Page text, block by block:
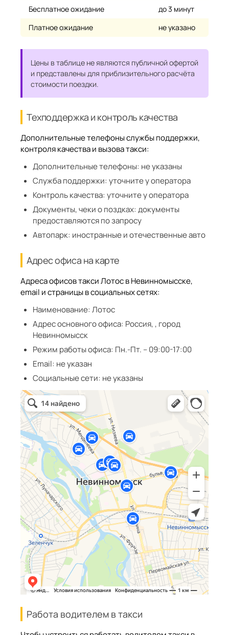
Бесплатное ожидание
до 3 минут
Платное ожидание
не указано
Цены в таблице не являются публичной офертой
и представлены для приблизительного расчёта
стоимости поездки.
Техподдержка и контроль качества
Дополнительные телефоны службы поддержки,
контроля качества и вызова такси:
Дополнительные телефоны: не указаны
Служба поддержки: уточните у оператора
Контроль качества: уточните у оператора
Документы, чеки о поздках: документы
предоставляются по запросу
Автопарк: иностранные и отечественные авто
Адрес офиса на карте
Адреса офисов такси Лотос в Невинномысске,
email и страницы в социальных сетях:
Наименование: Лотос
Адрес основного офиса: Россия, , город
Невинномысск
Режим работы офиса: Пн.-Пт. – 09:00-17:00
Email: не указан
Социальные сети: не указаны
Работа водителем в такси